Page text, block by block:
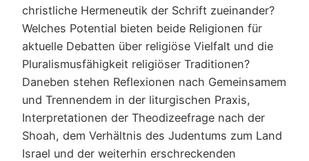
christliche Hermeneutik der Schrift zueinander?
Welches Potential bieten beide Religionen für
aktuelle Debatten über religiöse Vielfalt und die
Pluralismusfähigkeit religiöser Traditionen?
Daneben stehen Reflexionen nach Gemeinsamem
und Trennendem in der liturgischen Praxis,
Interpretationen der Theodizeefrage nach der
Shoah, dem Verhältnis des Judentums zum Land
Israel und der weiterhin erschreckenden